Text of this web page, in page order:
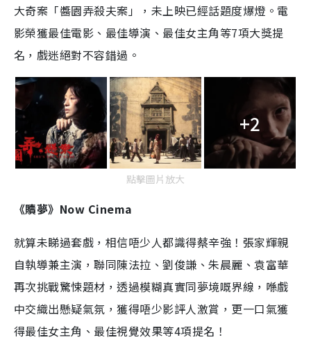
大奇案「醬園弄殺夫案」，未上映已經話題度爆燈。電
影榮獲最佳電影、最佳導演、最佳女主角等7項大獎提
名，戲迷絕對不容錯過。
+2
點擊圖片放大
《贖夢》Now Cinema
就算未睇過套戲，相信唔少人都識得蔡辛強！張家輝親
自執導兼主演，聯同陳法拉、劉俊謙、朱晨麗、袁富華
再次挑戰驚悚題材，透過模糊真實同夢境嘅界線，喺戲
中交織出懸疑氣氛，獲得唔少影評人激賞，更一口氣獲
得最佳女主角、最佳視覺效果等4項提名！